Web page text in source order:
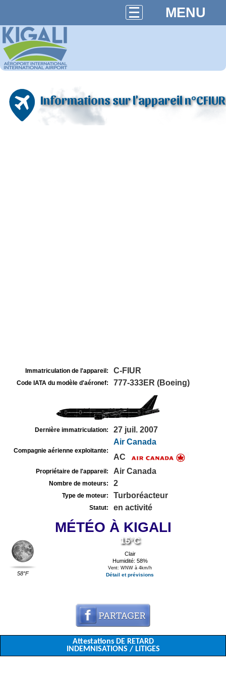
MENU
Informations sur l'appareil n°CFIUR
Immatriculation de l'appareil: C-FIUR
Code IATA du modèle d'aéronef: 777-333ER (Boeing)
Dernière immatriculation: 27 juil. 2007
Compagnie aérienne exploitante:
Air Canada
AC
Propriétaire de l'appareil: Air Canada
Nombre de moteurs: 2
Type de moteur: Turboréacteur
Statut: en activité
MÉTÉO À KIGALI
58°F
15°C
Clair
Humidité: 58%
Vent: WNW à 4km/h
Détail et prévisions
Attestations DE RETARD
INDEMNISATIONS / LITIGES